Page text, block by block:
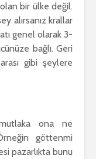
bir ülke değil.
alırsanız krallar
genel olarak 3-
bağlı. Geri
gibi şeylere
ona ne
göttenmi
pazarlıkta bunu